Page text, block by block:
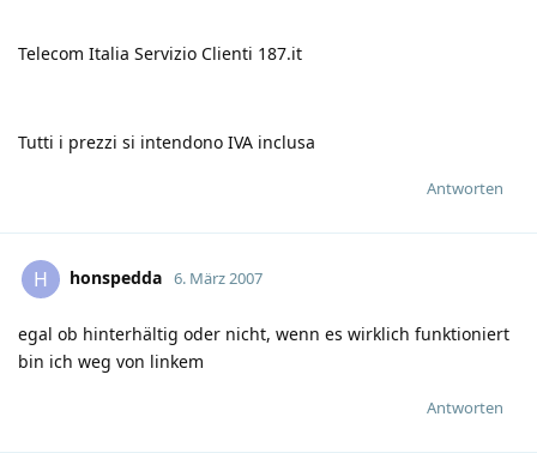
Telecom Italia Servizio Clienti 187.it
Tutti i prezzi si intendono IVA inclusa
Antworten
H honspedda 6. März 2007
egal ob hinterhältig oder nicht, wenn es wirklich funktioniert
bin ich weg von linkem
Antworten